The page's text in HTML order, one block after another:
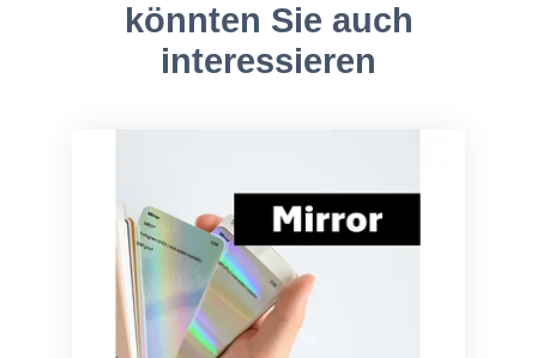
könnten Sie auch
interessieren